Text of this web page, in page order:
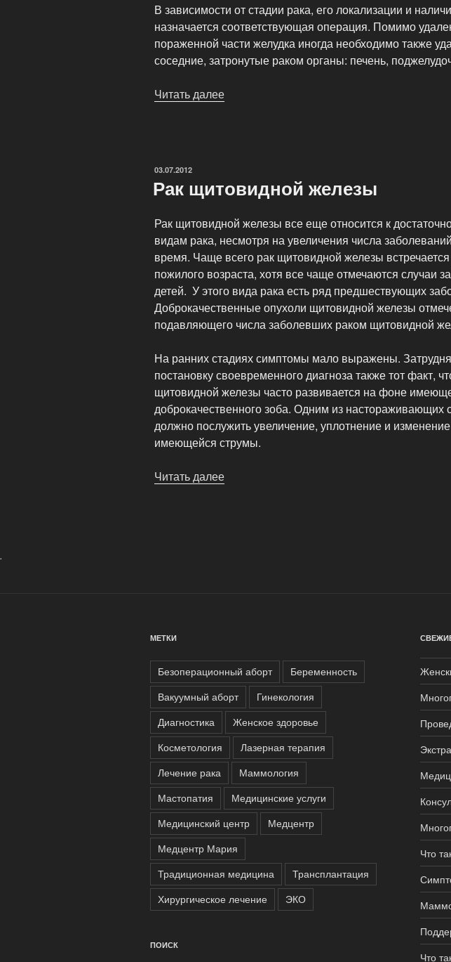
В зависимости от стадии рака, его локализации и
назначается соответствующая операция. Помимо
пораженной части желудка иногда необходимо также
соседние, затронутые раком органы: печень,
Читать далее
ОПУБЛИКОВАНО
03.07.2012
Рак щитовидной железы
Рак щитовидной железы все еще относится к
видам рака, несмотря на увеличения числа
время. Чаще всего рак щитовидной железы
пожилого возраста, хотя все чаще отмечаются случаи
детей. У этого вида рака есть ряд предшествующих
Доброкачественные опухоли щитовидной железы
подавляющего числа заболевших раком щитовидной
На ранних стадиях симптомы мало выражены.
постановку своевременного диагноза также тот факт,
щитовидной железы часто развивается на фоне
доброкачественного зоба. Одним из настораживающих
должно послужить увеличение, уплотнение и
имеющейся струмы.
Читать далее
.
МЕТКИ
Безоперационный аборт
Беременность
Вакуумный аборт
Гинекология
Диагностика
Женское здоровье
Косметология
Лазерная терапия
Лечение рака
Маммология
Мастопатия
Медицинские услуги
Медицинский центр
Медцентр
Медцентр Мария
Традиционная медицина
Трансплантация
Хирургическое лечение
ЭКО
ПОИСК
Что
Что